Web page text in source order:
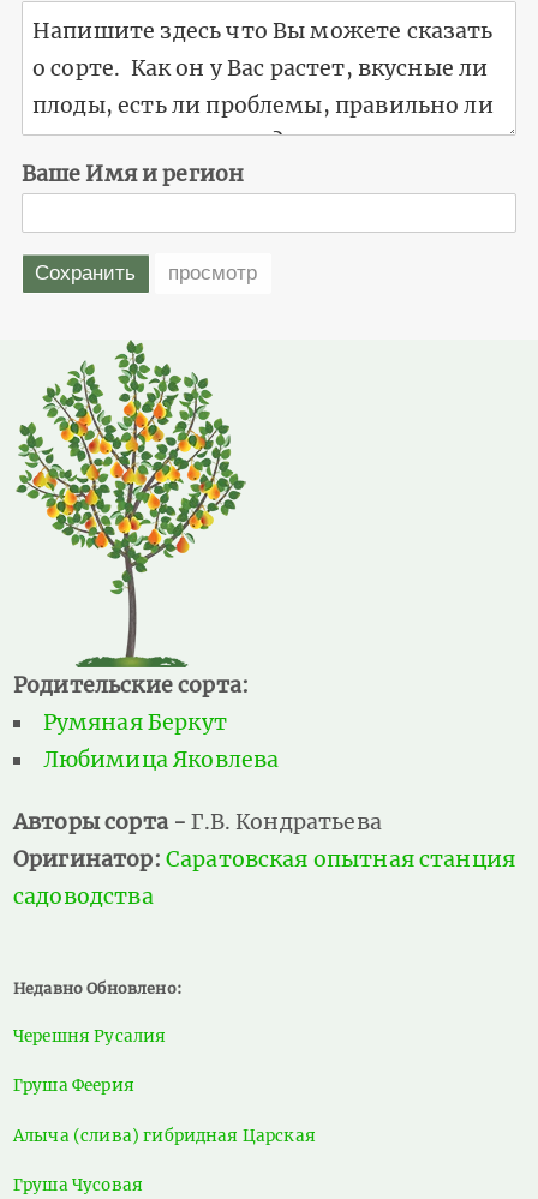
Ваше Имя и регион
Родительские сорта:
Румяная Беркут
Любимица Яковлева
Авторы сорта -Г.В. Кондратьева
Оригинатор: Саратовская опытная станция
садоводства
Недавно Обновлено:
Черешня Русалия
Груша Феерия
Алыча (слива) гибридная Царская
Груша Чусовая